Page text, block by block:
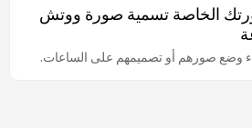
الخاصة تسمية صورة ووتش
وضع صورهم أو تصميمهم على الساعات.